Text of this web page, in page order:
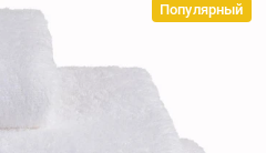
Популярный